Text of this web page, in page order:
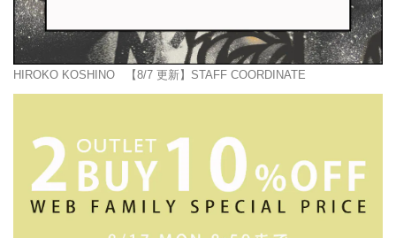
HIROKO KOSHINO 【8/7 更新】STAFF COORDINATE